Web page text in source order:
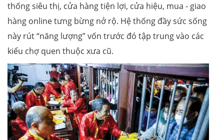
thống siêu thị, cửa hàng tiện lợi, cửa hiệu, mua - giao
hàng online tưng bừng nở rộ. Hệ thống đầy sức sống
này rút “năng lượng” vốn trước đó tập trung vào các
kiểu chợ quen thuộc xưa cũ.